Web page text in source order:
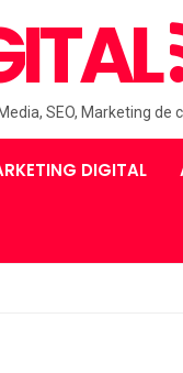
SEO, Marketing de
DIGITAL